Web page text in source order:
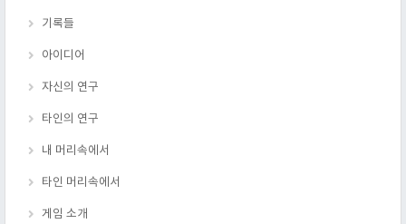
기록들
아이디어
자신의 연구
타인의 연구
내 머리속에서
타인 머리속에서
게임 소개